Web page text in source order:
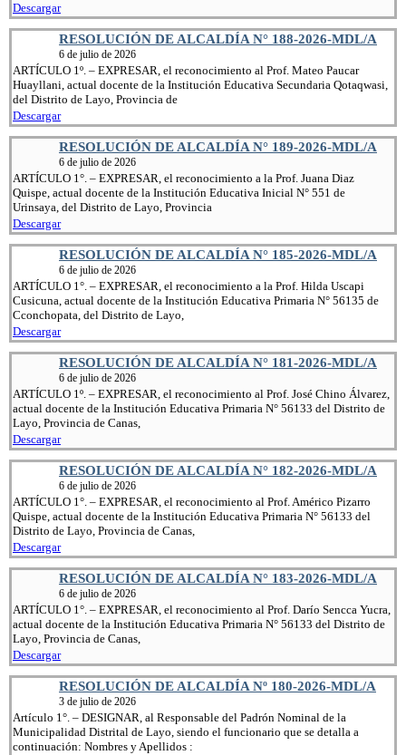
Descargar
RESOLUCIÓN DE ALCALDÍA N° 188-2026-MDL/A
6 de julio de 2026
ARTÍCULO 1º. – EXPRESAR, el reconocimiento al Prof. Mateo Paucar
Huayllani, actual docente de la Institución Educativa Secundaria Qotaqwasi,
del Distrito de Layo, Provincia de
Descargar
RESOLUCIÓN DE ALCALDÍA N° 189-2026-MDL/A
6 de julio de 2026
ARTÍCULO 1°. – EXPRESAR, el reconocimiento a la Prof. Juana Diaz
Quispe, actual docente de la Institución Educativa Inicial N° 551 de
Urinsaya, del Distrito de Layo, Provincia
Descargar
RESOLUCIÓN DE ALCALDÍA N° 185-2026-MDL/A
6 de julio de 2026
ARTÍCULO 1°. – EXPRESAR, el reconocimiento a la Prof. Hilda Uscapi
Cusicuna, actual docente de la Institución Educativa Primaria N° 56135 de
Cconchopata, del Distrito de Layo,
Descargar
RESOLUCIÓN DE ALCALDÍA N° 181-2026-MDL/A
6 de julio de 2026
ARTÍCULO 1º. – EXPRESAR, el reconocimiento al Prof. José Chino Álvarez,
actual docente de la Institución Educativa Primaria N° 56133 del Distrito de
Layo, Provincia de Canas,
Descargar
RESOLUCIÓN DE ALCALDÍA N° 182-2026-MDL/A
6 de julio de 2026
ARTÍCULO 1°. – EXPRESAR, el reconocimiento al Prof. Américo Pizarro
Quispe, actual docente de la Institución Educativa Primaria N° 56133 del
Distrito de Layo, Provincia de Canas,
Descargar
RESOLUCIÓN DE ALCALDÍA N° 183-2026-MDL/A
6 de julio de 2026
ARTÍCULO 1°. – EXPRESAR, el reconocimiento al Prof. Darío Sencca Yucra,
actual docente de la Institución Educativa Primaria N° 56133 del Distrito de
Layo, Provincia de Canas,
Descargar
RESOLUCIÓN DE ALCALDÍA Nº 180-2026-MDL/A
3 de julio de 2026
Artículo 1°. – DESIGNAR, al Responsable del Padrón Nominal de la
Municipalidad Distrital de Layo, siendo el funcionario que se detalla a
continuación: Nombres y Apellidos :